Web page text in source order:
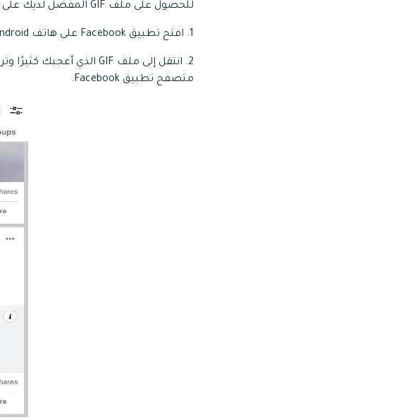
للحصول على ملف GIF المفضل لديك على جهاز Android ، اتبع الخطوات أدناه.
1. افتح تطبيق Facebook على هاتف Android.
متصفح تطبيق Facebook.